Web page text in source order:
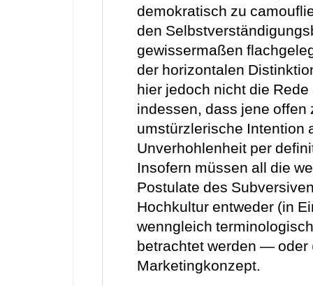
demokratisch zu
den
gewissermaßen
der horizontalen
hier jedoch nicht die
indessen, dass jene offen
umstürzlerische Intention
Unverhohlenheit per
Insofern müssen all die
Postulate des
Hochkultur entweder (in
wenngleich
betrachtet werden — oder
Marketingkonzept.